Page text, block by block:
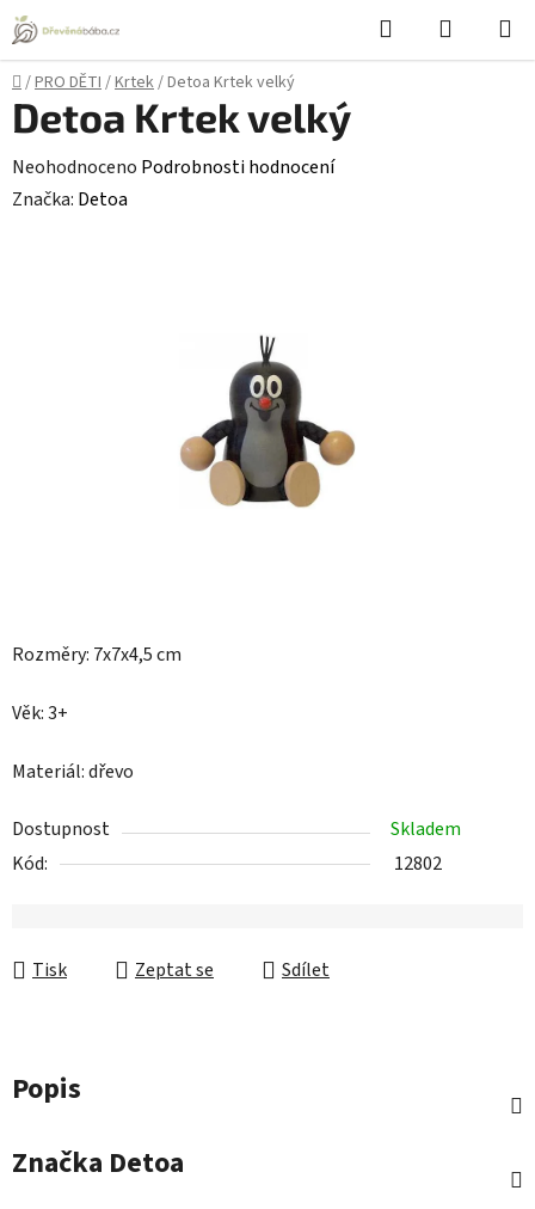
Přejít
na
obsah
Hledat
KOŠÍK
Domů
/PRO DĚTI/Krtek/Detoa Krtek velký
Rozměry: 7x7x4,5 cm
Věk: 3+
Materiál: dřevo
Dostupnost
Skladem
Kód:
12802
Tisk Zeptat se Sdílet
Detoa Krtek velký
Průměrné
hodnocení
Neohodnoceno Podrobnosti hodnocení
Značka: Detoa
Popis
Značka Detoa